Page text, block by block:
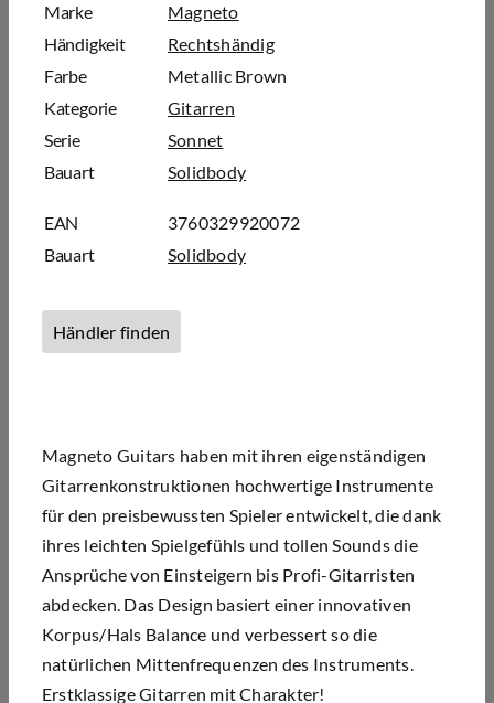
Marke
Magneto
Händigkeit
Rechtshändig
Farbe
Metallic Brown
Kategorie
Gitarren
Serie
Sonnet
Bauart
Solidbody
EAN
3760329920072
Bauart
Solidbody
Händler finden
Magneto Guitars haben mit ihren eigenständigen
Gitarrenkonstruktionen hochwertige Instrumente
für den preisbewussten Spieler entwickelt, die dank
ihres leichten Spielgefühls und tollen Sounds die
Ansprüche von Einsteigern bis Profi-Gitarristen
abdecken. Das Design basiert einer innovativen
Korpus/Hals Balance und verbessert so die
natürlichen Mittenfrequenzen des Instruments.
Erstklassige Gitarren mit Charakter!